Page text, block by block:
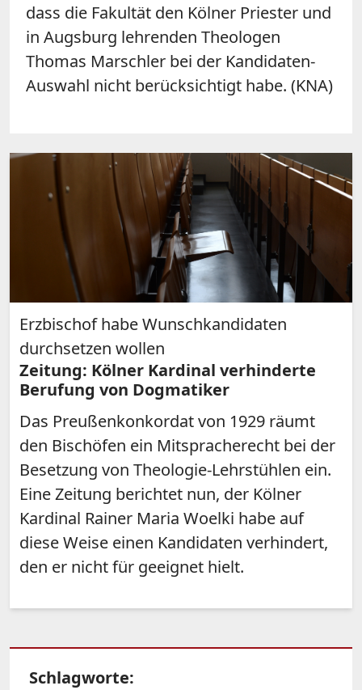
dass die Fakultät den Kölner Priester und
in Augsburg lehrenden Theologen
Thomas Marschler bei der Kandidaten-
Auswahl nicht berücksichtigt habe. (KNA)
Erzbischof habe Wunschkandidaten
durchsetzen wollen
Zeitung: Kölner Kardinal verhinderte
Berufung von Dogmatiker
Das Preußenkonkordat von 1929 räumt
den Bischöfen ein Mitspracherecht bei der
Besetzung von Theologie-Lehrstühlen ein.
Eine Zeitung berichtet nun, der Kölner
Kardinal Rainer Maria Woelki habe auf
diese Weise einen Kandidaten verhindert,
den er nicht für geeignet hielt.
Schlagworte: